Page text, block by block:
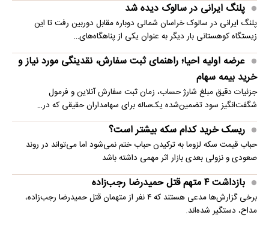
پلنگ ایرانی در سالوک دیده شد
پلنگ ایرانی در سالوک خراسان شمالی دوباره مقابل دوربین رفت تا این
زیستگاه کوهستانی بار دیگر به عنوان یکی از پناهگاه‌های…
عرضه اولیه احیا؛ راهنمای ثبت سفارش، نقدینگی مورد نیاز و
خرید بیمه سهام
جزئیات دقیق مبلغ شارژ حساب، زمان ثبت سفارش آنلاین و فرمول
شگفت‌انگیز سود تضمین‌شده یک‌ساله برای سهامداران حقیقی که در…
ریسک خرید کدام سکه بیشتر است؟
حباب قیمت سکه لزوما به ترکیدن حباب ختم نمی‌شود اما می‌تواند در روند
صعودی و نزولی بعدی بازار اثر مهمی داشته باشد
بازداشت ۴ متهم قتل حمیدرضا رجب‌زاده
برخی گزارش‌ها مدعی هستند که ۴ نفر از متهمان قتل حمیدرضا رجب‌زاده،
مداح، دستگیر شده‌اند.